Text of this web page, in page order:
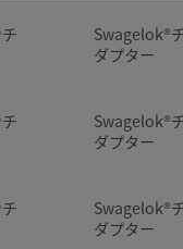
Swagelok®
ダプター
Swagelok®
ダプター
Swagelok®
ダプター